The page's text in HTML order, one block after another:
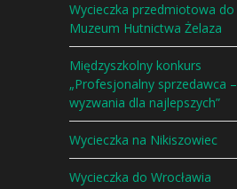
Wycieczka przedmiotowa do
Muzeum Hutnictwa Żelaza
Międzyszkolny konkurs
„Profesjonalny sprzedawca –
wyzwania dla najlepszych”
Wycieczka na Nikiszowiec
Wycieczka do Wrocławia